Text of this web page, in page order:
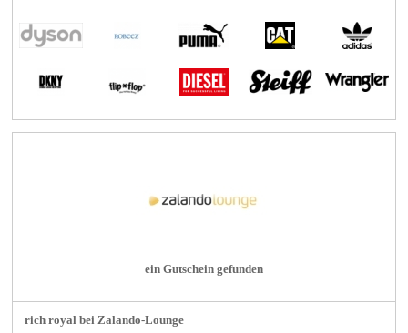
ein Gutschein gefunden
rich royal bei Zalando-Lounge